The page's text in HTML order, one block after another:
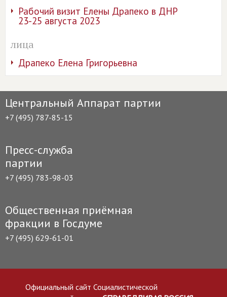
Рабочий визит Елены Драпеко в ДНР
23-25 августа 2023
лица
Драпеко Елена Григорьевна
Центральный Аппарат партии
+7 (495) 787-85-15
Пресс-служба
партии
+7 (495) 783-98-03
Общественная приёмная
фракции в Госдуме
+7 (495) 629-61-01
Официальный сайт Социалистической